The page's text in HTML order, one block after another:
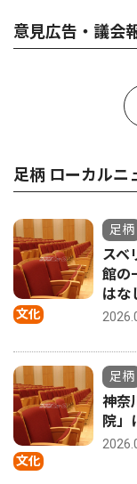
意見広告・議会
足柄 ローカルニ
文化
足柄
スベ
館の
はな
文化
足柄
神奈
院」